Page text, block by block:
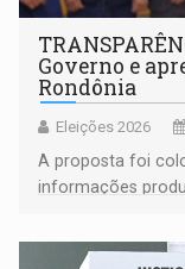
Governo e
Rondônia
Eleições 2026
A proposta foi
informações